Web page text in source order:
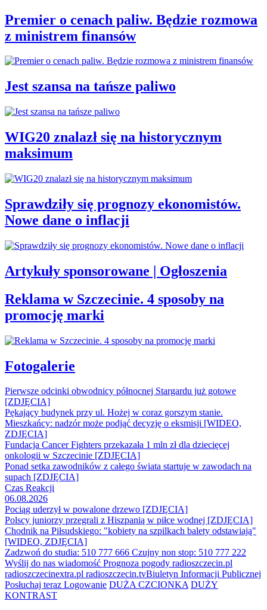
Premier o cenach paliw. Będzie rozmowa
z ministrem finansów
Jest szansa na tańsze paliwo
WIG20 znalazł się na historycznym
maksimum
Sprawdziły się prognozy ekonomistów.
Nowe dane o inflacji
Artykuły sponsorowane | Ogłoszenia
Reklama w Szczecinie. 4 sposoby na
promocję marki
Fotogalerie
Pierwsze odcinki obwodnicy północnej Stargardu już gotowe
[ZDJĘCIA]
Pękający budynek przy ul. Hożej w coraz gorszym stanie.
Mieszkańcy: nadzór może podjąć decyzję o eksmisji [WIDEO,
ZDJĘCIA]
Fundacja Cancer Fighters przekazała 1 mln zł dla dziecięcej
onkologii w Szczecinie [ZDJĘCIA]
Ponad setka zawodników z całego świata startuje w zawodach na
supach [ZDJĘCIA]
Czas Reakcji
06.08.2026
Pociąg uderzył w powalone drzewo [ZDJĘCIA]
Polscy juniorzy przegrali z Hiszpanią w piłce wodnej [ZDJĘCIA]
Chodnik na Piłsudskiego: "kobiety na szpilkach balety odstawiają"
[WIDEO, ZDJĘCIA]
Zadzwoń do studia: 510 777 666 Czujny non stop: 510 777 222
Wyślij do nas wiadomość Prognoza pogody radioszczecin.pl
radioszczecinextra.pl radioszczecin.tvBiuletyn Informacji Publicznej
Posłuchaj teraz Logowanie DUŻA CZCIONKA DUŻY
KONTRAST